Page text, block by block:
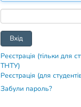
Реєстрація (тільки для
ТНТУ)
Реєстрація (для
Забули пароль?